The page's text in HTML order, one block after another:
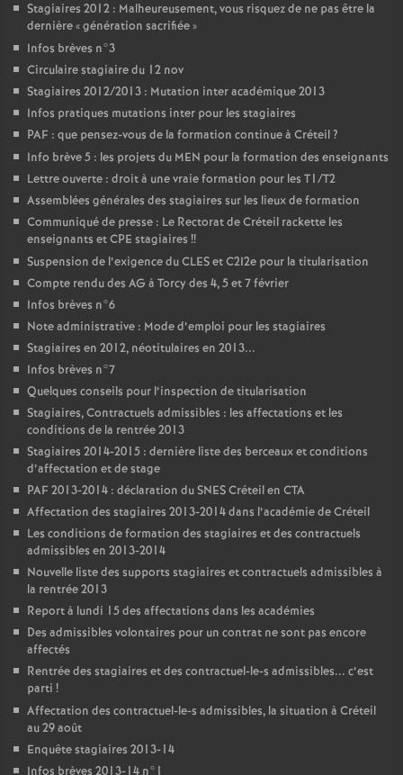
Stagiaires 2012 : Malheureusement, vous risquez de ne pas être la
dernière «génération sacrifiée»
Infos brèves n°3
Circulaire stagiaire du 12 nov
Stagiaires 2012/2013 : Mutation inter académique 2013
Infos pratiques mutations inter pour les stagiaires
PAF : que pensez-vous de la formation continue à Créteil?
Info brève 5 : les projets du MEN pour la formation des enseignants
Lettre ouverte : droit à une vraie formation pour les T1/T2
Assemblées générales des stagiaires sur les lieux de formation
Communiqué de presse : Le Rectorat de Créteil rackette les
enseignants etCPE stagiaires !!
Suspension de l’exigence duCLESet C2I2e pour la titularisation
Compte rendu des AG à Torcy des 4, 5 et 7 février
Infos brèves n°6
Note administrative : Mode d’emploi pour les stagiaires
Stagiaires en 2012, néotitulaires en 2013...
Infos brèves n°7
Quelques conseils pour l’inspection de titularisation
Stagiaires, Contractuels admissibles : les affectations et les
conditions de la rentrée 2013
Stagiaires 2014-2015 : dernière liste des berceaux et conditions
d’affectation et de stage
PAF2013-2014 : déclaration duSNESCréteil en CTA
Affectation des stagiaires 2013-2014 dans l’académie de Créteil
Les conditions de formation des stagiaires et des contractuels
admissibles en 2013-2014
Nouvelle liste des supports stagiaires et contractuels admissibles à
la rentrée 2013
Report à lundi 15 des affectations dans les académies
Des admissibles volontaires pour un contrat ne sont pas encore
affectés
Rentrée des stagiaires et des contractuel-le-s admissibles... c’est
parti !
Affectation des contractuel-le-s admissibles, la situation à Créteil
au 29 août
Enquête stagiaires 2013-14